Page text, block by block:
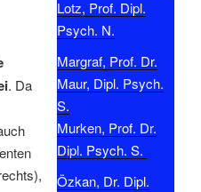
. Da
Lotz, Prof. Dipl.
Psych. N.
Margraf, Prof. Dr.
Maur, Dipl. Psych.
S.
Murken, Prof. Dr.
Dipl. Psych. S.
Özkan, Dr. Dipl.